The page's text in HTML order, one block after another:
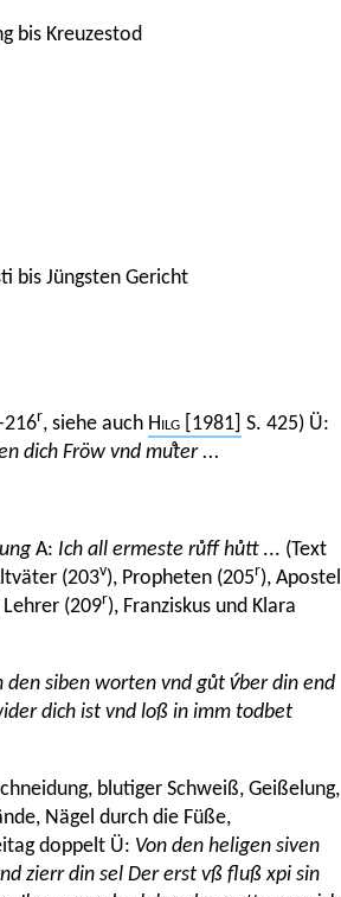
bis Kreuzestod
bis Jüngsten Gericht
r, siehe auch Hilg [1981] S. 425) Ü:
dich Fröw vnd muͦter ...
A: Ich all ermeste růff hůtt... (Text
(203v), Propheten (205r), Apostel
(209r), Franziskus und Klara
siben worten vnd gůt v́ber din end
dich ist vnd loß in imm todbet
blutiger Schweiß, Geißelung,
Nägel durch die Füße,
doppelt Ü: Von den heligen siven
zierr din sel Der erst vß fluß xpi sin